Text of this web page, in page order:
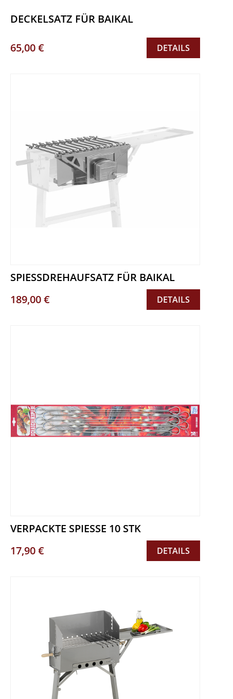
DECKELSATZ FÜR BAIKAL
65,00 € DETAILS
SPIESSDREHAUFSATZ FÜR BAIKAL
189,00 €
DETAILS
VERPACKTE SPIESSE 10 STK
17,90 €
DETAILS